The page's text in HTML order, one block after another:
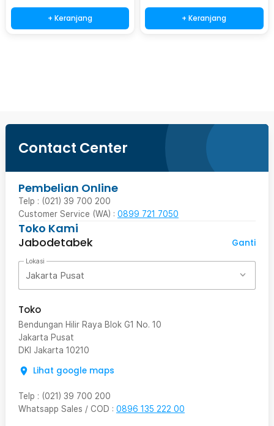
+ Keranjang + Keranjang
Contact Center
Pembelian Online
Telp : (021) 39 700 200
Customer Service (WA) : 0899 721 7050
Toko Kami
Jabodetabek
Ganti
Lokasi
Jakarta Pusat
Toko
Bendungan Hilir Raya Blok G1 No. 10
Jakarta Pusat
DKI Jakarta 10210
Lihat google maps
Telp : (021) 39 700 200
Whatsapp Sales / COD : 0896 135 222 00